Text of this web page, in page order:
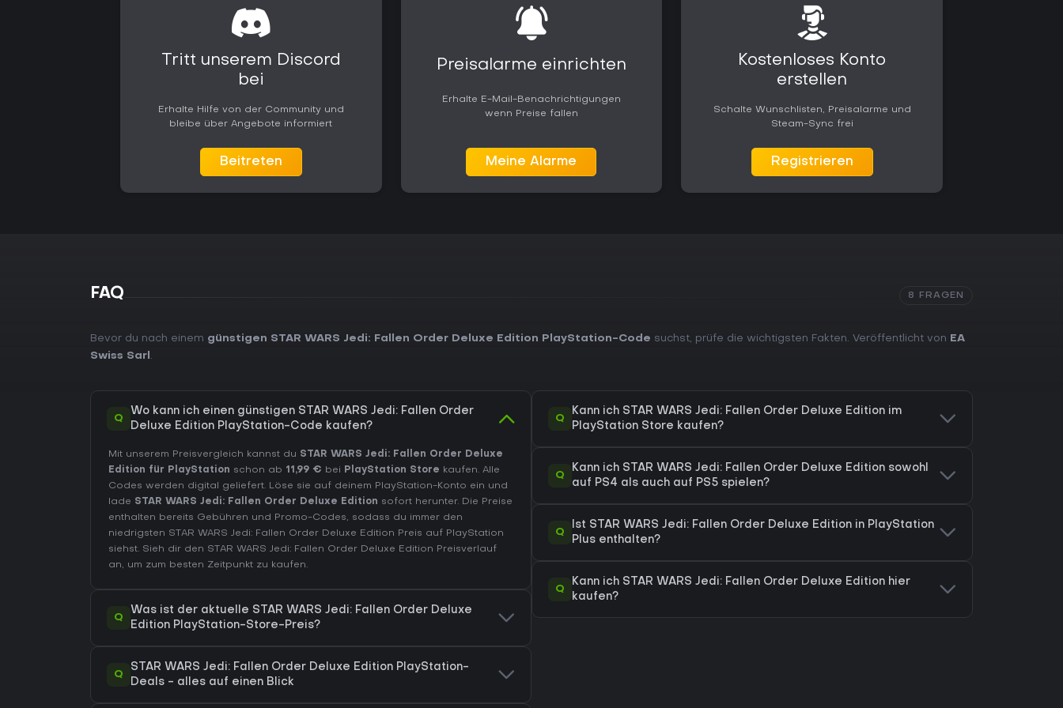
Tritt unserem Discord
bei
Erhalte Hilfe von der Community und
bleibe über Angebote informiert
Beitreten
Preisalarme einrichten
Erhalte E-Mail-Benachrichtigungen
wenn Preise fallen
Meine Alarme
Kostenloses Konto
erstellen
Schalte Wunschlisten, Preisalarme und
Steam-Sync frei
Registrieren
FAQ 8 FRAGEN
Bevor du nach einem günstigen STAR WARS Jedi: Fallen Order Deluxe Edition PlayStation-Code suchst, prüfe die wichtigsten Fakten. Veröffentlicht von
EA
Swiss Sarl .
Q
Wo kann ich einen günstigen STAR WARS Jedi: Fallen Order
Deluxe Edition PlayStation-Code kaufen?
Mit unserem Preisvergleich kannst du STAR WARS Jedi: Fallen Order Deluxe
Edition für PlayStation schon ab 11,99 € bei PlayStation Store kaufen. Alle
Codes werden digital geliefert. Löse sie auf deinem PlayStation-Konto ein und
lade STAR WARS Jedi: Fallen Order Deluxe Edition sofort herunter. Die Preise
enthalten bereits Gebühren und Promo-Codes, sodass du immer den
niedrigsten STAR WARS Jedi: Fallen Order Deluxe Edition Preis auf PlayStation
siehst. Sieh dir den STAR WARS Jedi: Fallen Order Deluxe Edition Preisverlauf
an, um zum besten Zeitpunkt zu kaufen.
Q
Was ist der aktuelle STAR WARS Jedi: Fallen Order Deluxe
Edition PlayStation-Store-Preis?
Q
STAR WARS Jedi: Fallen Order Deluxe Edition PlayStation-
Deals - alles auf einen Blick
Q
Kann ich STAR WARS Jedi: Fallen Order Deluxe Edition im
PlayStation Store kaufen?
Q
Kann ich STAR WARS Jedi: Fallen Order Deluxe Edition sowohl
auf PS4 als auch auf PS5 spielen?
Q
Ist STAR WARS Jedi: Fallen Order Deluxe Edition in PlayStation
Plus enthalten?
Q
Kann ich STAR WARS Jedi: Fallen Order Deluxe Edition hier
kaufen?